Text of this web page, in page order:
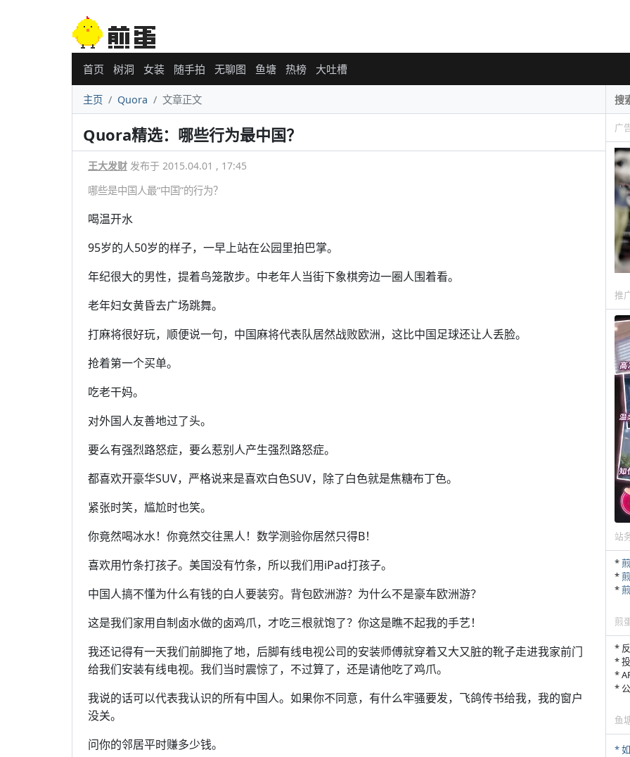
首页 树洞 女装 随手拍 无聊图 鱼塘 热榜 大吐槽
主页 Quora 文章正文
Quora精选：哪些行为最中国？
王大发财 发布于 2015.04.01 , 17:45
哪些是中国人最“中国”的行为？
喝温开水
95岁的人50岁的样子，一早上站在公园里拍巴掌。
年纪很大的男性，提着鸟笼散步。中老年人当街下象棋旁边一圈人围着看。
老年妇女黄昏去广场跳舞。
打麻将很好玩，顺便说一句，中国麻将代表队居然战败欧洲，这比中国足球还让人丢脸。
抢着第一个买单。
吃老干妈。
对外国人友善地过了头。
要么有强烈路怒症，要么惹别人产生强烈路怒症。
都喜欢开豪华SUV，严格说来是喜欢白色SUV，除了白色就是焦糖布丁色。
紧张时笑，尴尬时也笑。
你竟然喝冰水！你竟然交往黑人！数学测验你居然只得B！
喜欢用竹条打孩子。美国没有竹条，所以我们用iPad打孩子。
中国人搞不懂为什么有钱的白人要装穷。背包欧洲游？为什么不是豪车欧洲游？
这是我们家用自制卤水做的卤鸡爪，才吃三根就饱了？你这是瞧不起我的手艺！
我还记得有一天我们前脚拖了地，后脚有线电视公司的安装师傅就穿着又大又脏的靴子走进我家前门
给我们安装有线电视。我们当时震惊了，不过算了，还是请他吃了鸡爪。
我说的话可以代表我认识的所有中国人。如果你不同意，有什么牢骚要发，飞鸽传书给我，我的窗户
没关。
问你的邻居平时赚多少钱。
广
推
站
*
*
*
煎
*
*
*
*
鱼
*